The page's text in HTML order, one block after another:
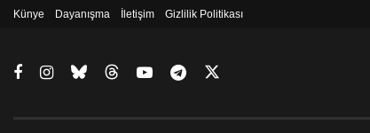
Künye Dayanışma İletişim Gizlilik Politikası